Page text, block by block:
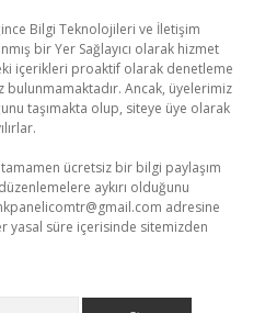
Bilgi Teknolojileri ve İletişim
bir Yer Sağlayıcı olarak hizmet
içerikleri proaktif olarak denetleme
bulunmamaktadır. Ancak, üyelerimiz
taşımakta olup, siteye üye olarak
ücretsiz bir bilgi paylaşım
aykırı olduğunu
adresine
yasal süre içerisinde sitemizden